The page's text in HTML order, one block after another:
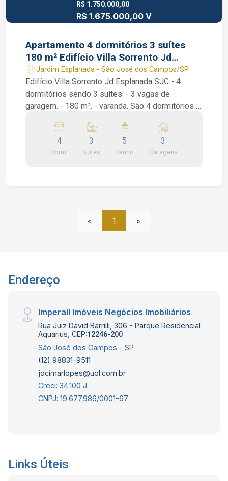
R$ 1.750.000,00
R$ 1.675.000,00 V
Apartamento 4 dormitórios 3 suítes
180 m² Edifício Villa Sorrento Jd
Esplanada 3 vagas
Jardim Esplanada - São José dos Campos/SP
Edifício Villa Sorrento Jd Esplanada SJC - 4
dormitórios sendo 3 suítes. - 3 vagas de
garagem. - 180 m². - varanda. São 4 dormitórios 3
lavabo, wc de serviço, home box, despensa,
cozinha planejada e linda varanda com vista
definitiva. Condomínio com lazer completo.
4
Dorm.
3
Suítes
5
Banho
3
Garagens
« 1 »
Endereço
Imperall Imóveis Negócios Imobiliários
Rua Juiz David Barrilli, 306 - Parque Residencial
Aquarius, CEP:12246-200
São José dos Campos - SP
(12) 98831-9511
jocimarlopes@uol.com.br
Creci: 34.100 J
CNPJ: 19.677.986/0001-67
Links Úteis